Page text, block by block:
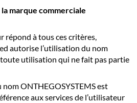
marque commerciale
répond à tous ces critères,
autorise l’utilisation du nom
utilisation qui ne fait pas partie
ONTHEGOSYSTEMS est
aux services de l’utilisateur